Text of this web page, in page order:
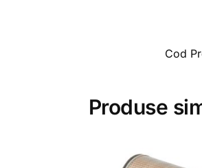
Cod
Produse